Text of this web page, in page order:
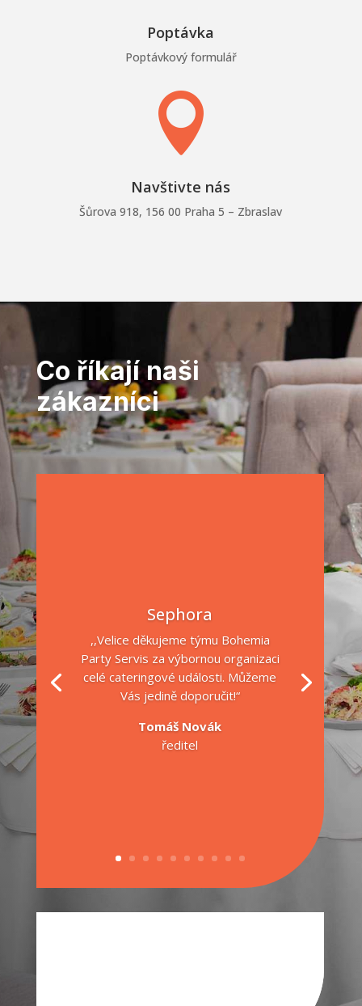
Poptávka
Poptávkový formulář

Navštivte nás
Šůrova 918, 156 00 Praha 5 – Zbraslav
Co říkají naši
zákazníci
Sephora
,,Velice děkujeme týmu Bohemia
Party Servis za výbornou organizaci
celé cateringové události. Můžeme
Vás jedině doporučit!“
Tomáš Novák
ředitel